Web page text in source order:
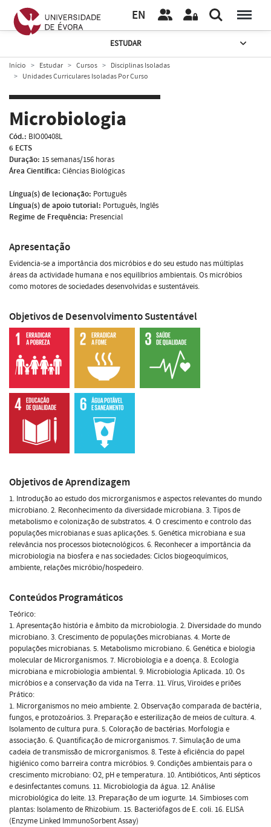
EN
ESTUDAR
Início Estudar Cursos
Disciplinas Isoladas
Unidades Curriculares Isoladas Por Curso
Microbiologia
Cód.: BIO00408L
6 ECTS
Duração: 15 semanas/156 horas
Área Científica: Ciências Biológicas
Língua(s) de lecionação: Português
Língua(s) de apoio tutorial: Português, Inglês
Regime de Frequência: Presencial
Apresentação
Evidencia-se a importância dos micróbios e do seu estudo nas múltiplas
áreas da actividade humana e nos equilíbrios ambientais. Os micróbios
como motores de sociedades desenvolvidas e sustentáveis.
Objetivos de Desenvolvimento Sustentável
Objetivos de Aprendizagem
1. Introdução ao estudo dos microrganismos e aspectos relevantes do mundo
microbiano. 2. Reconhecimento da diversidade microbiana. 3. Tipos de
metabolismo e colonização de substratos. 4. O crescimento e controlo das
populações microbianas e suas aplicações. 5. Genética microbiana e sua
relevância nos processos biotecnológicos. 6. Reconhecer a importância da
microbiologia na biosfera e nas sociedades: Ciclos biogeoquímicos,
ambiente, relações micróbio/hospedeiro.
Conteúdos Programáticos
Teórico:
1. Apresentação história e âmbito da microbiologia. 2. Diversidade do mundo
microbiano. 3. Crescimento de populações microbianas. 4. Morte de
populações microbianas. 5. Metabolismo microbiano. 6. Genética e biologia
molecular de Microrganismos. 7. Microbiologia e a doença. 8. Ecologia
microbiana e microbiologia ambiental. 9. Microbiologia Aplicada. 10. Os
micróbios e a conservação da vida na Terra. 11. Vírus, Viroides e priões
Prático:
1. Microrganismos no meio ambiente. 2. Observação comparada de bactéria,
fungos, e protozoários. 3. Preparação e esterilização de meios de cultura. 4.
Isolamento de cultura pura. 5. Coloração de bactérias. Morfologia e
associação. 6. Quantificação de microrganismos. 7. Simulação de uma
cadeia de transmissão de microrganismos. 8. Teste à eficiência do papel
higiénico como barreira contra micróbios. 9. Condições ambientais para o
crescimento microbiano: O2, pH e temperatura. 10. Antibióticos, Anti sépticos
e desinfectantes comuns. 11. Microbiologia da água. 12. Análise
microbiológica do leite. 13. Preparação de um iogurte. 14. Simbioses com
plantas: Isolamento de Rhizobium. 15. Bacteriófagos de E. coli. 16. ELISA
(Enzyme Linked ImmunoSorbent Assay)